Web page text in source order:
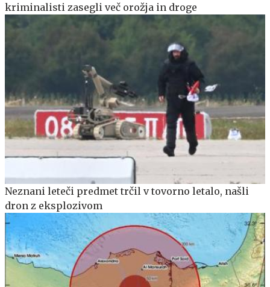
kriminalisti zasegli več orožja in droge
Neznani leteči predmet trčil v tovorno letalo, našli
dron z eksplozivom